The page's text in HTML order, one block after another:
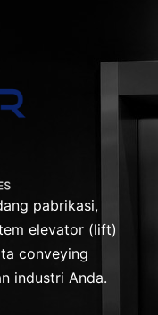
pabrikasi,
elevator (lift)
conveying
industri Anda.